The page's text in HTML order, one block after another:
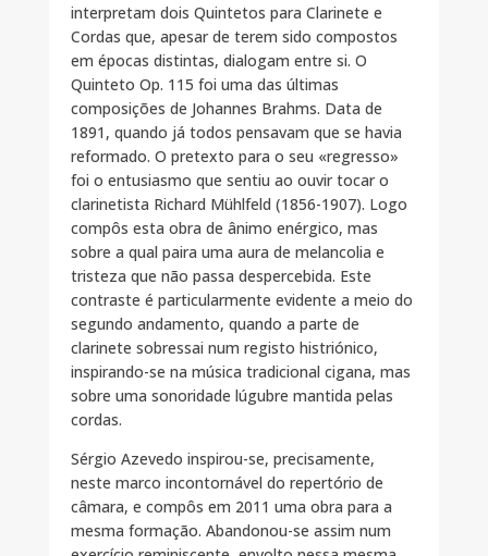
interpretam dois Quintetos para Clarinete e
Cordas que, apesar de terem sido compostos
em épocas distintas, dialogam entre si. O
Quinteto Op. 115 foi uma das últimas
composições de Johannes Brahms. Data de
1891, quando já todos pensavam que se havia
reformado. O pretexto para o seu «regresso»
foi o entusiasmo que sentiu ao ouvir tocar o
clarinetista Richard Mühlfeld (1856-1907). Logo
compôs esta obra de ânimo enérgico, mas
sobre a qual paira uma aura de melancolia e
tristeza que não passa despercebida. Este
contraste é particularmente evidente a meio do
segundo andamento, quando a parte de
clarinete sobressai num registo histriónico,
inspirando-se na música tradicional cigana, mas
sobre uma sonoridade lúgubre mantida pelas
cordas.
Sérgio Azevedo inspirou-se, precisamente,
neste marco incontornável do repertório de
câmara, e compôs em 2011 uma obra para a
mesma formação. Abandonou-se assim num